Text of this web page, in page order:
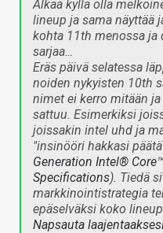
Alkaa kyllä olla
lineup ja sama näyttää
kohta 11th menossa
sarjaa…
Eräs päivä selatessa
noiden nykyisten 10th
nimet ei kerro mitään
sattuu. Esimerkiksi
joissakin intel uhd ja
"insinööri hakkasi
Generation Intel®
Specifications). Tiedä
markkinointistrategia
epäselväksi koko
Napsauta